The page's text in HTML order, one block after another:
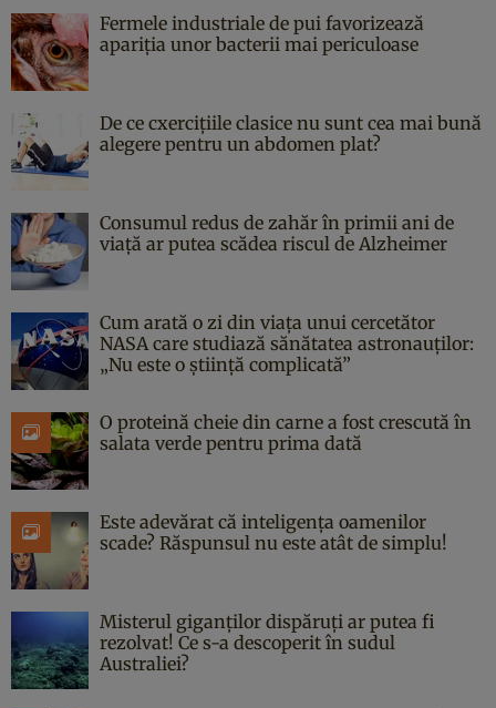
Fermele industriale de pui favorizează
apariția unor bacterii mai periculoase
De ce cxercițiile clasice nu sunt cea mai bună
alegere pentru un abdomen plat?
Consumul redus de zahăr în primii ani de
viață ar putea scădea riscul de Alzheimer
Cum arată o zi din viața unui cercetător
NASA care studiază sănătatea astronauților:
„Nu este o știință complicată”
O proteină cheie din carne a fost crescută în
salata verde pentru prima dată
Este adevărat că inteligența oamenilor
scade? Răspunsul nu este atât de simplu!
Misterul giganților dispăruți ar putea fi
rezolvat! Ce s-a descoperit în sudul
Australiei?